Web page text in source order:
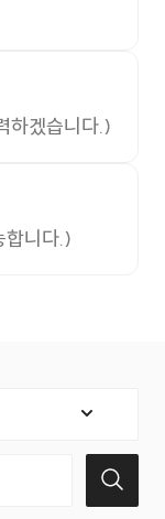
하겠습니다.)
합니다.)